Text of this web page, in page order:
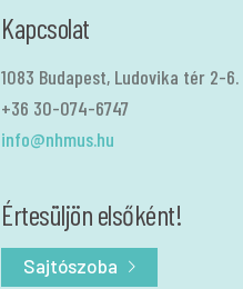
Kapcsolat
1083 Budapest, Ludovika tér 2-6.
+36 30-074-6747
info@nhmus.hu
Értesüljön elsőként!
Sajtószoba